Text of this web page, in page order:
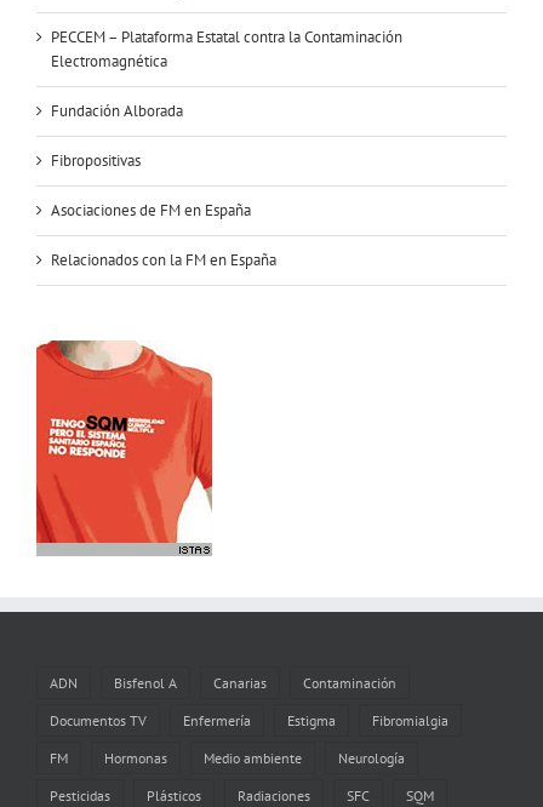
PECCEM – Plataforma Estatal contra la Contaminación
Electromagnética
Fundación Alborada
Fibropositivas
Asociaciones de FM en España
Relacionados con la FM en España
ADN Bisfenol A Canarias Contaminación
Documentos TV Enfermería Estigma Fibromialgia
FM Hormonas Medio ambiente Neurología
Pesticidas Plásticos Radiaciones SFC SQM